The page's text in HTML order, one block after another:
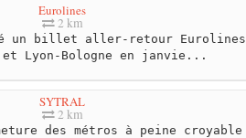
Eurolines
2 km
un billet aller-retour Eurolines
Lyon-Bologne en janvie...
SYTRAL
2 km
des métros à peine croyable